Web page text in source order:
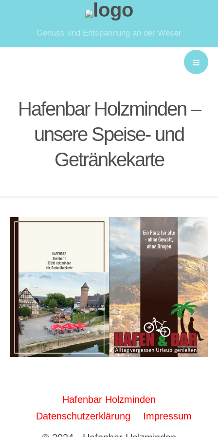
Genuss und Entspannung an der Weser
Hafenbar Holzminden –
unsere Speise- und
Getränkekarte
Hafenbar Holzminden
Datenschutzerklärung
Impressum